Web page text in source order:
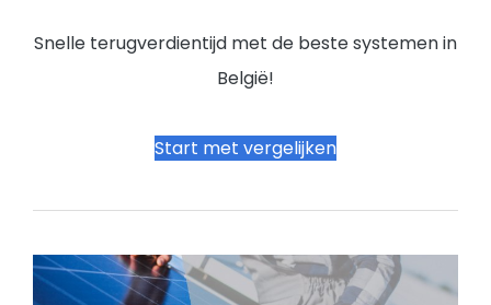
Snelle terugverdientijd met de beste systemen in
België!
Start met vergelijken